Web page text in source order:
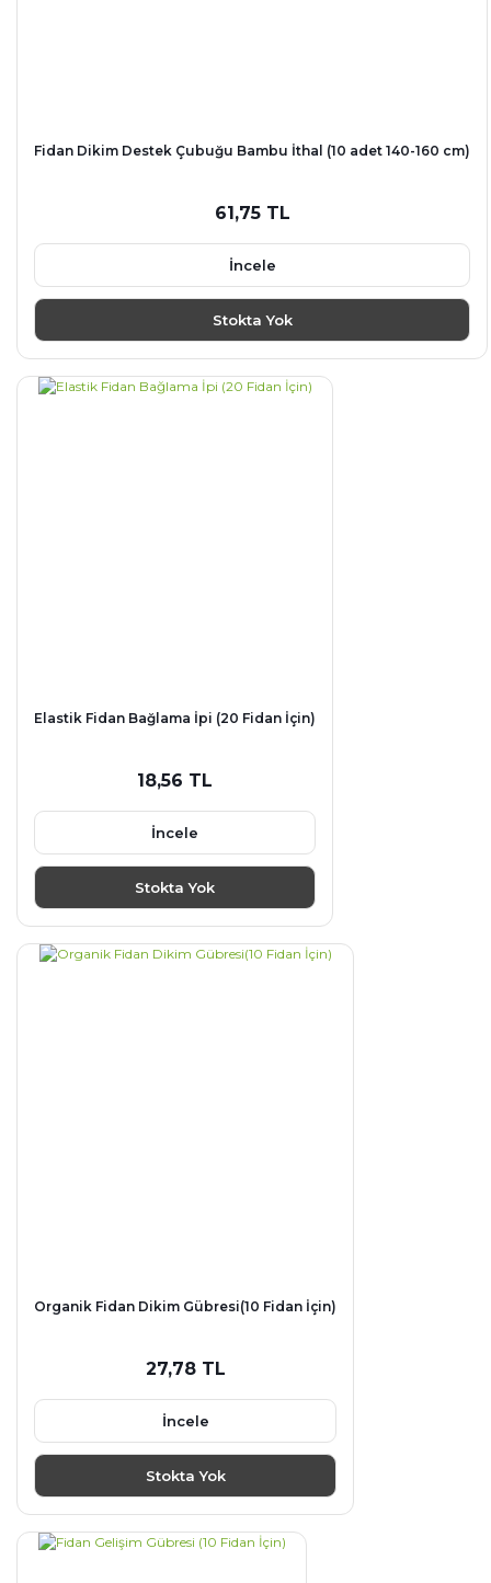
Fidan Dikim Destek Çubuğu Bambu İthal (10 adet 140-160 cm)
61,75 TL
İncele
Stokta Yok
Elastik Fidan Bağlama İpi (20 Fidan İçin)
18,56 TL
İncele
Stokta Yok
Organik Fidan Dikim Gübresi(10 Fidan İçin)
27,78 TL
İncele
Stokta Yok